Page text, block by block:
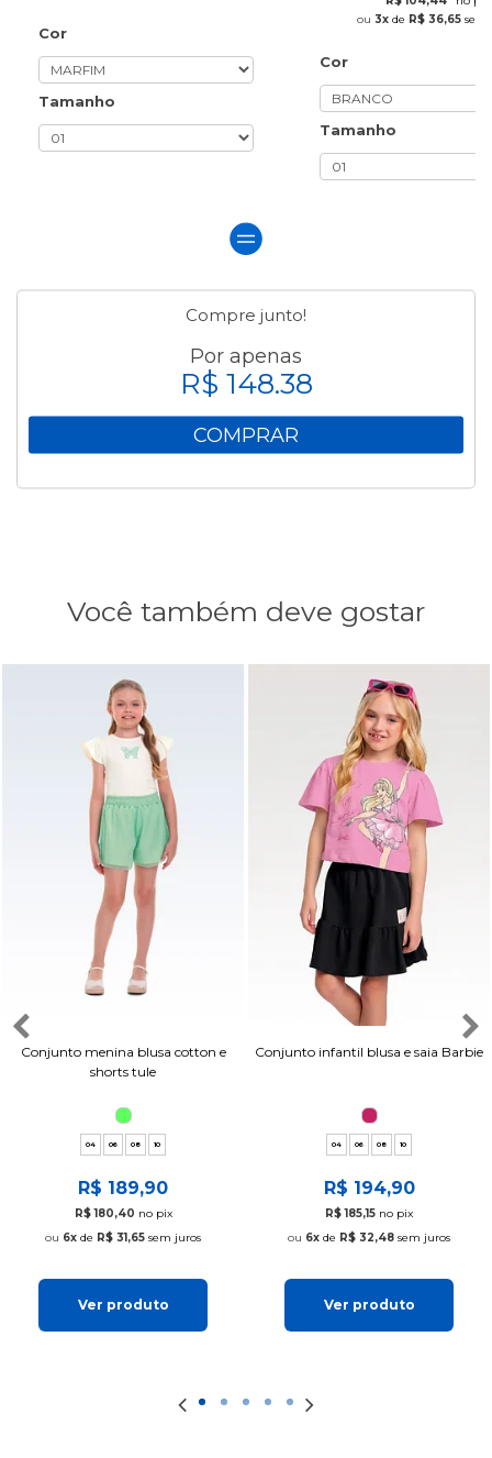
Cor
Tamanho
3x de R$ 36,65 sem
Cor
Tamanho
Compre junto!
Por apenas
R$ 148.38
COMPRAR
Você também deve gostar
Conjunto menina blusa cotton e
shorts tule
04 06 08 10
R$ 189,90
R$ 180,40 no pix
6x de R$ 31,65 sem juros
Ver produto
Conjunto infantil blusa e saia Barbie
04 06 08 10
R$ 194,90
R$ 185,15 no pix
6x de R$ 32,48 sem juros
Ver produto